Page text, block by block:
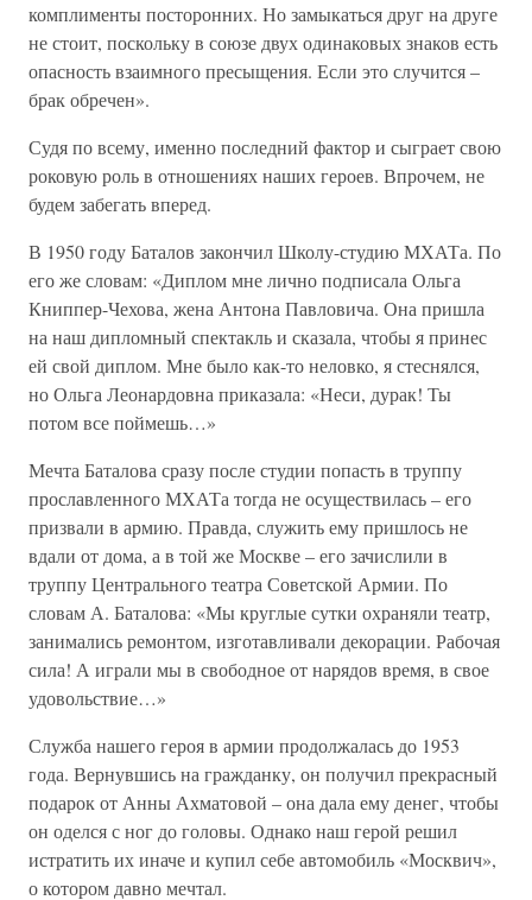
комплименты посторонних. Но замыкаться друг на друге
не стоит, поскольку в союзе двух одинаковых знаков есть
опасность взаимного пресыщения. Если это случится –
брак обречен».
Судя по всему, именно последний фактор и сыграет свою
роковую роль в отношениях наших героев. Впрочем, не
будем забегать вперед.
В 1950 году Баталов закончил Школу-студию МХАТа. По
его же словам: «Диплом мне лично подписала Ольга
Книппер-Чехова, жена Антона Павловича. Она пришла
на наш дипломный спектакль и сказала, чтобы я принес
ей свой диплом. Мне было как-то неловко, я стеснялся,
но Ольга Леонардовна приказала: «Неси, дурак! Ты
потом все поймешь…»
Мечта Баталова сразу после студии попасть в труппу
прославленного МХАТа тогда не осуществилась – его
призвали в армию. Правда, служить ему пришлось не
вдали от дома, а в той же Москве – его зачислили в
труппу Центрального театра Советской Армии. По
словам А. Баталова: «Мы круглые сутки охраняли театр,
занимались ремонтом, изготавливали декорации. Рабочая
сила! А играли мы в свободное от нарядов время, в свое
удовольствие…»
Служба нашего героя в армии продолжалась до 1953
года. Вернувшись на гражданку, он получил прекрасный
подарок от Анны Ахматовой – она дала ему денег, чтобы
он оделся с ног до головы. Однако наш герой решил
истратить их иначе и купил себе автомобиль «Москвич»,
о котором давно мечтал.